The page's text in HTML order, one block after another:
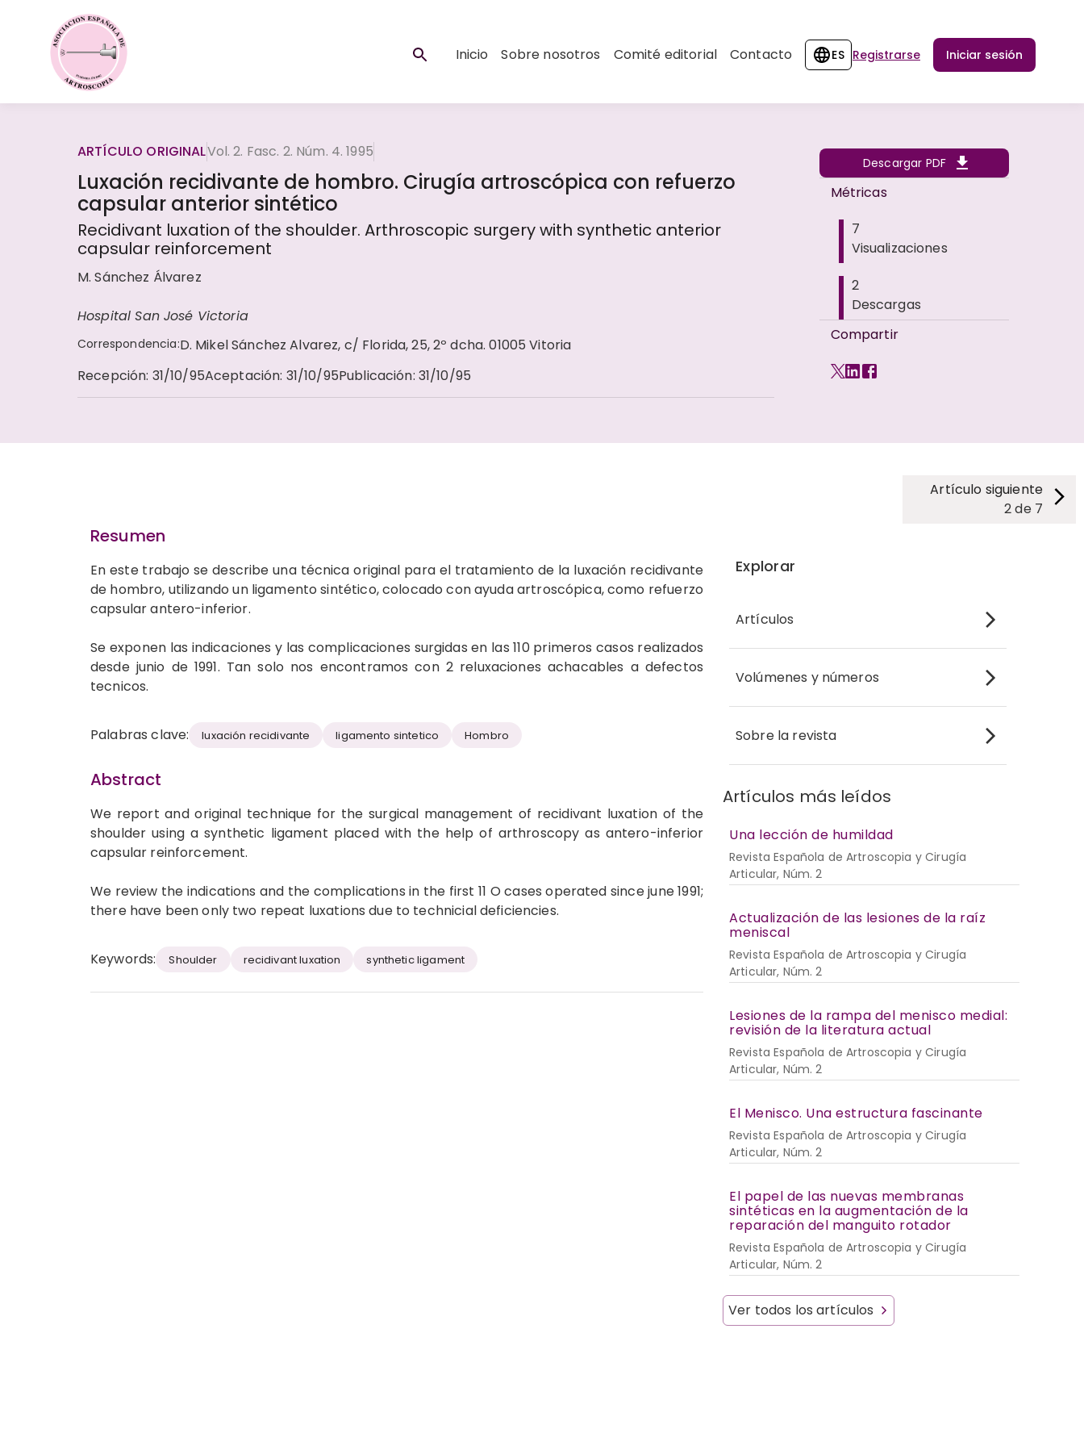
Inicio Sobre nosotros Comité editorial Contacto ES Registrarse Iniciar sesión
ARTÍCULO ORIGINALVol. 2. Fasc. 2. Núm. 4. 1995
Luxación recidivante de hombro. Cirugía artroscópica con refuerzo
capsular anterior sintético
Recidivant luxation of the shoulder. Arthroscopic surgery with synthetic anterior
capsular reinforcement
M. Sánchez Álvarez
Hospital San José Victoria
Correspondencia:D. Mikel Sánchez Alvarez, c/ Florida, 25, 2º dcha. 01005 Vitoria
Recepción: 31/10/95Aceptación: 31/10/95Publicación: 31/10/95
Descargar PDF
Métricas
7
Visualizaciones
2
Descargas
Compartir
Artículo siguiente
2de 7
Resumen
En este trabajo se describe una técnica origi­nal para el tratamiento de la luxación recidi­vante
de hombro, utilizando un ligamento sin­tético, colocado con ayuda artroscópica, como refuerzo
capsular antero-inferior.
Se exponen las indicaciones y las complicaciones surgidas en las 110 primeros casos realizados
desde junio de 1991. Tan solo nos encontramos con 2 reluxaciones achacables a defectos
tecnicos.
Palabras clave: luxación recidivante ligamento sintetico Hombro
Abstract
We report and original technique for the surgical management of recidivant luxation of the
shoulder using a synthetic ligament placed with the help of arthroscopy as antero-inferior
capsular reinforcement.
We review the indications and the complications in the first 11 O cases operated since june 1991;
there have been only two repeat luxations due to technicial deficiencies.
Keywords: Shoulder recidivant luxation synthetic ligament
Explorar
Artículos
Volúmenes y números
Sobre la revista
Artículos más leídos
Una lección de humildad
Revista Española de Artroscopia y Cirugía
Articular, Núm. 2
Actualización de las lesiones de la raíz
meniscal
Revista Española de Artroscopia y Cirugía
Articular, Núm. 2
Lesiones de la rampa del menisco medial:
revisión de la literatura actual
Revista Española de Artroscopia y Cirugía
Articular, Núm. 2
El Menisco. Una estructura fascinante
Revista Española de Artroscopia y Cirugía
Articular, Núm. 2
El papel de las nuevas membranas
sintéticas en la augmentación de la
reparación del manguito rotador
Revista Española de Artroscopia y Cirugía
Articular, Núm. 2
Ver todos los artículos